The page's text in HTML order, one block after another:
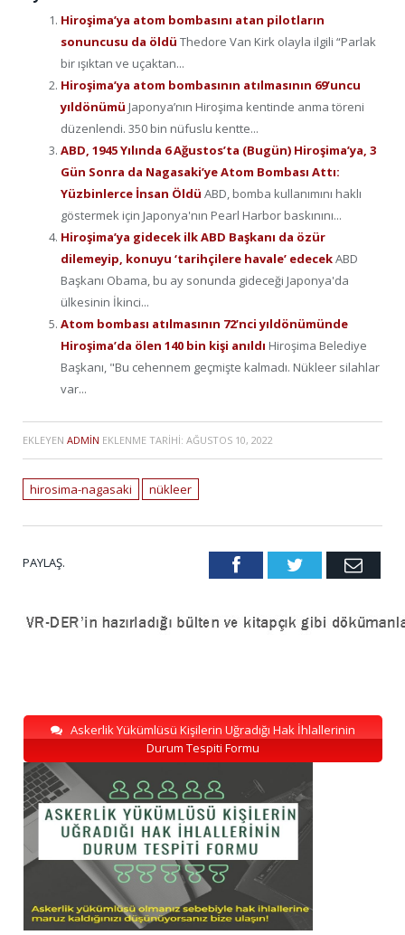
Hiroşima’ya atom bombasını atan pilotların
sonuncusu da öldü Thedore Van Kirk olayla ilgili “Parlak
bir ışıktan ve uçaktan...
Hiroşima’ya atom bombasının atılmasının 69’uncu
yıldönümü Japonya’nın Hiroşima kentinde anma töreni
düzenlendi. 350 bin nüfuslu kentte...
ABD, 1945 Yılında 6 Ağustos’ta (Bugün) Hiroşima’ya, 3
Gün Sonra da Nagasaki’ye Atom Bombası Attı:
Yüzbinlerce İnsan Öldü ABD, bomba kullanımını haklı
göstermek için Japonya'nın Pearl Harbor baskınını...
Hiroşima’ya gidecek ilk ABD Başkanı da özür
dilemeyip, konuyu ‘tarihçilere havale’ edecekABD
Başkanı Obama, bu ay sonunda gideceği Japonya'da
ülkesinin İkinci...
Atom bombası atılmasının 72’nci yıldönümünde
Hiroşima’da ölen 140 bin kişi anıldı Hiroşima Belediye
Başkanı, "Bu cehennem geçmişte kalmadı. Nükleer silahlar
var...
EKLEYEN ADMIN EKLENME TARIHI: AĞUSTOS 10, 2022
hirosima-nagasaki nükleer
PAYLAŞ. FacebookTwitter Email
Askerlik Yükümlüsü Kişilerin Uğradığı Hak İhlallerinin
Durum Tespiti Formu